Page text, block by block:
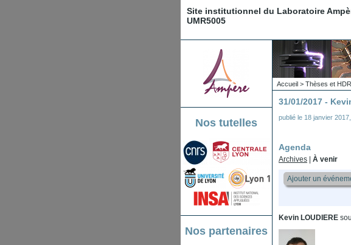
Site institutionnel du Laboratoire
UMR5005
Nos tutelles
Nos partenaires
Accueil > Thèses et HDR
31/01/2017 -
publié le 18 janvier 2017
Agenda
Archives À venir
Ajouter un
Kevin LOUDIERE